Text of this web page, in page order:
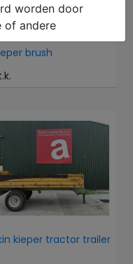
brush
kieper tractor trailer